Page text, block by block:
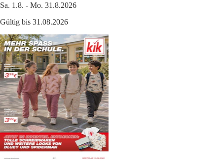
Sa. 1.8. - Mo. 31.8.2026
Gültig bis 31.08.2026